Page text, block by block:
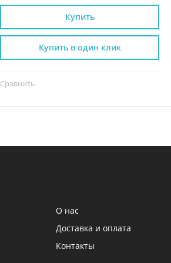
Купить
Сравнить
Купить в один клик
О нас
Доставка и оплата
Контакты